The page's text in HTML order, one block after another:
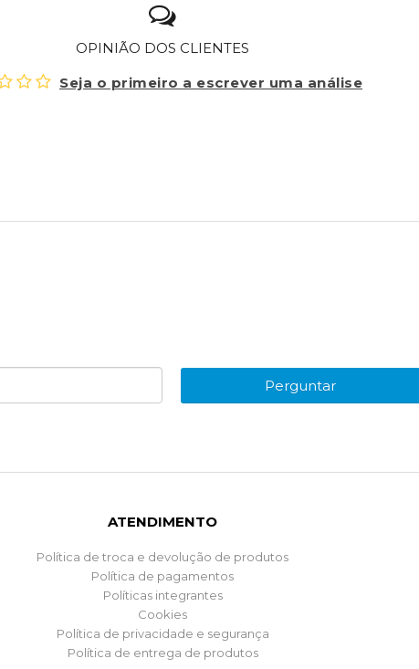
OPINIÃO DOS CLIENTES
Seja o primeiro a escrever uma análise
Perguntar
ATENDIMENTO
Política de troca e devolução de produtos
Política de pagamentos
Políticas integrantes
Cookies
Política de privacidade e segurança
Política de entrega de produtos